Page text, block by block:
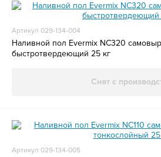
Артикул 029-134-004
Наливной пол Evermix NC320
быстротвердеющий 25 кг
Снят с
Артикул 029-134-005